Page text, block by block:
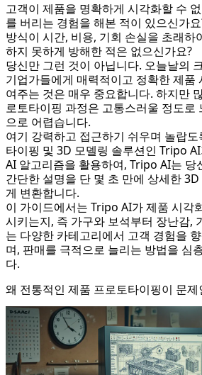
고객이 제품을 명확하게 시각화할 수
를 버리는 경험을 해본 적이 있으신가
방식이 시간, 비용, 기회 손실을 초래하
하지 못하게 방해한 적은 없으신가요?
당신만 그런 것이 아닙니다. 오늘날의
기업가들에게 매력적이고 정확한 제품
여주는 것은 매우 중요합니다. 하지만
로토타이핑 과정은 고통스러울 정도로
으로 어렵습니다.
여기 강력하고 접근하기 쉬우며 놀랍
타이핑 및 3D 모델링 솔루션인 Tripo
AI 알고리즘을 활용하여, Tripo AI는 당
간단한 설명을 단 몇 초 만에 상세한
게 변환합니다.
이 가이드에서는 Tripo AI가 제품 시각
시키는지, 즉 가구와 보석부터 장난감,
는 다양한 카테고리에서 고객 경험을
며, 판매를 극적으로 늘리는 방법을 심
다.
왜 전통적인 제품 프로토타이핑이 문제